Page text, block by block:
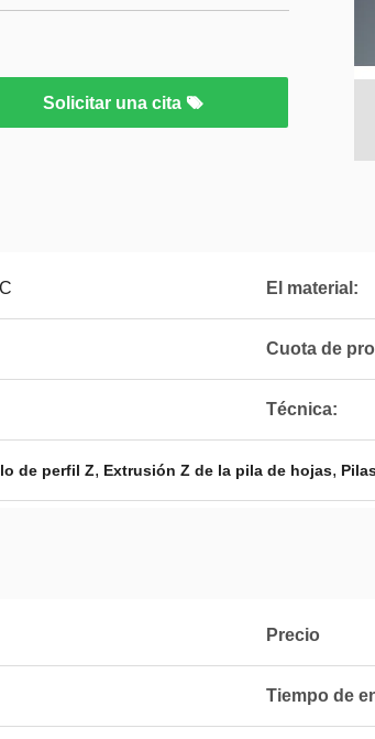
Solicitar una cita
El material:
Cuota de
Técnica:
de perfil Z, Extrusión Z de la pila de hojas,
Precio
Tiempo de